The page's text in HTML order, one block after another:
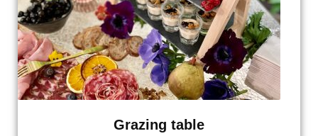
Grazing table